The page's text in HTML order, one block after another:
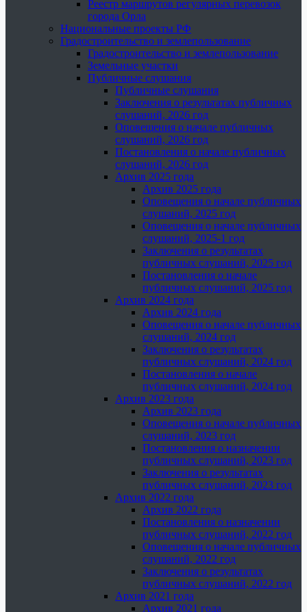
Реестр маршрутов регулярных перевозок
города Орла
Национальные проекты РФ
Градостроительство и землепользование
Градостроительство и землепользование
Земельные участки
Публичные слушания
Публичные слушания
Заключения о результатах публичных
слушаний, 2026 год
Оповещения о начале публичных
слушаний, 2026 год
Постановления о начале публичных
слушаний, 2026 год
Архив 2025 года
Архив 2025 года
Оповещения о начале публичных
слушаний, 2025 год
Оповещения о начале публичных
слушаний, 2025-1 год
Заключения о результатах
публичных слушаний, 2025 год
Постановления о начале
публичных слушаний, 2025 год
Архив 2024 года
Архив 2024 года
Оповещения о начале публичных
слушаний, 2024 год
Заключения о результатах
публичных слушаний, 2024 год
Постановления о начале
публичных слушаний, 2024 год
Архив 2023 года
Архив 2023 года
Оповещения о начале публичных
слушаний, 2023 год
Постановления о назначении
публичных слушаний, 2023 год
Заключения о результатах
публичных слушаний, 2023 год
Архив 2022 года
Архив 2022 года
Постановления о назначении
публичных слушаний, 2022 год
Оповещения о начале публичных
слушаний, 2022 год
Заключения о результатах
публичных слушаний, 2022 год
Архив 2021 года
Архив 2021 года